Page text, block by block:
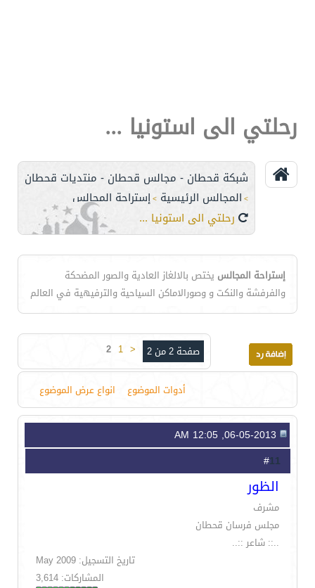
رحلتي الى استونيا ...
شبكة قحطان - مجالس قحطان - منتديات قحطان
> المجالس الرئيسية >إستراحة المجالس
رحلتي الى استونيا ...
إستراحة المجالس يختص بالالغاز العادية والصور المضحكة
والفرفشة والنكت و وصورالاماكن السياحية والترفيهية في العالم
صفحة 2 من 2 <
1
2
أدوات الموضوع انواع عرض الموضوع
11
الظور
مشرف
مجلس فرسان قحطان
..:: شاعر ::..
تاريخ التسجيل: May 2009
المشاركات: 3,614